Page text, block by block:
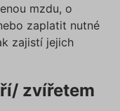
mzdu, o
zaplatit nutné
zajistí jejich
zvířetem